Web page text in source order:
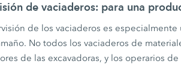
de vaciaderos: para una
de los vaciaderos es
No todos los vaciaderos de
de las excavadoras, y los operarios